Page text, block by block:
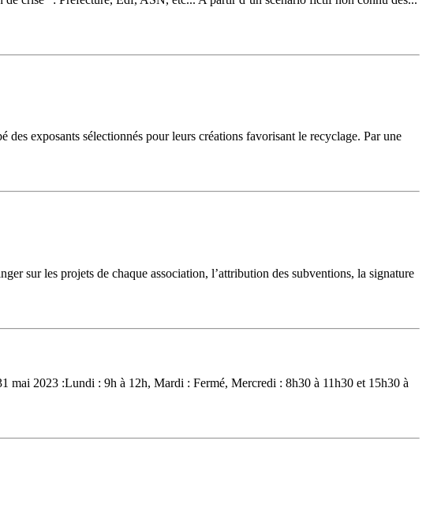
exposants sélectionnés pour leurs créations favorisant le recyclage. Par une
sur les projets de chaque association, l’attribution des subventions, la signature
mai 2023 :Lundi : 9h à 12h, Mardi : Fermé, Mercredi : 8h30 à 11h30 et 15h30 à